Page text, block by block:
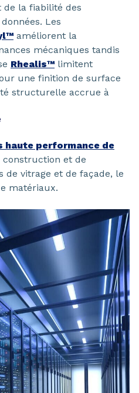
la fiabilité des
Les
améliorent la
mécaniques tandis
Rhealis™ limitent
une finition de surface
structurelle accrue à
performance de
et de
de vitrage et de façade, le
matériaux.